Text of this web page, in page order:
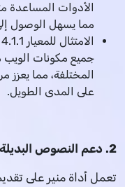
الأدوات المساعدة
مما يسهل الوصول
جميع مكونات الويب
المختلفة، مما يعزز
على المدى الطويل.
2. دعم النصوص البديلة:
تعمل أداة منير على